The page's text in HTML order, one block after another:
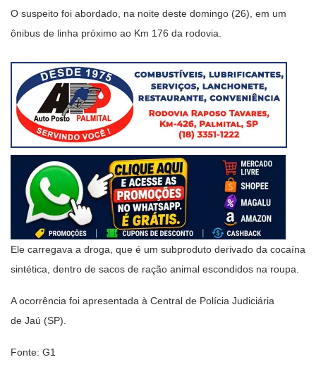
O suspeito foi abordado, na noite deste domingo (26), em um
ônibus de linha próximo ao Km 176 da rodovia.
Ele carregava a droga, que é um subproduto derivado da cocaína
sintética, dentro de sacos de ração animal escondidos na roupa.
A ocorrência foi apresentada à Central de Polícia Judiciária
de Jaú (SP).
Fonte: G1